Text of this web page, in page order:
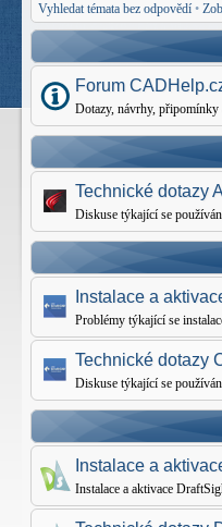
Vyhledat témata bez odpovědí •
Forum
Dotazy, návrhy,
Technické dotazy
Diskuse týkající se
Instalace a
Problémy týkající se
Technické dotazy
Diskuse týkající se
Instalace a
Instalace a aktivace